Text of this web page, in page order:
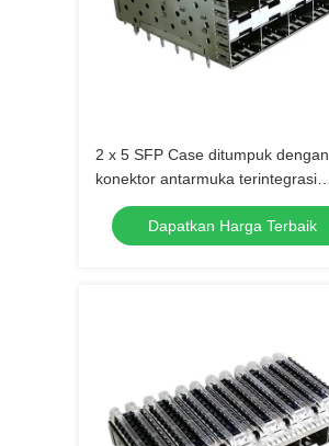
2 x 5 SFP Case ditumpuk dengan
konektor antarmuka terintegrasi
dengan EMI Finger Spring
Dapatkan Harga Terbaik